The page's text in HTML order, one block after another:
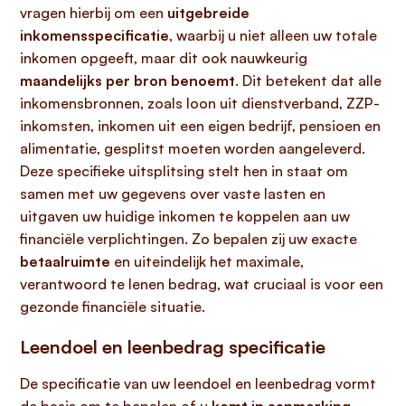
vragen hierbij om een uitgebreide
inkomensspecificatie, waarbij u niet alleen uw totale
inkomen opgeeft, maar dit ook nauwkeurig
maandelijks per bron benoemt. Dit betekent dat alle
inkomensbronnen, zoals loon uit dienstverband, ZZP-
inkomsten, inkomen uit een eigen bedrijf, pensioen en
alimentatie, gesplitst moeten worden aangeleverd.
Deze specifieke uitsplitsing stelt hen in staat om
samen met uw gegevens over vaste lasten en
uitgaven uw huidige inkomen te koppelen aan uw
financiële verplichtingen. Zo bepalen zij uw exacte
betaalruimte en uiteindelijk het maximale,
verantwoord te lenen bedrag, wat cruciaal is voor een
gezonde financiële situatie.
Leendoel en leenbedrag specificatie
De specificatie van uw leendoel en leenbedrag vormt